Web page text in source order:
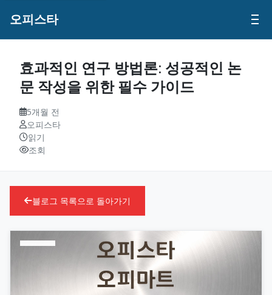
오피스타
효과적인 연구 방법론: 성공적인 논
문 작성을 위한 필수 가이드
5개월 전
오피스타
읽기
조회
블로그 목록으로 돌아가기